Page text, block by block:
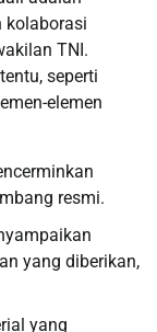
kolaborasi
TNI.
seperti
elemen
resmi.
yang diberikan,
yang